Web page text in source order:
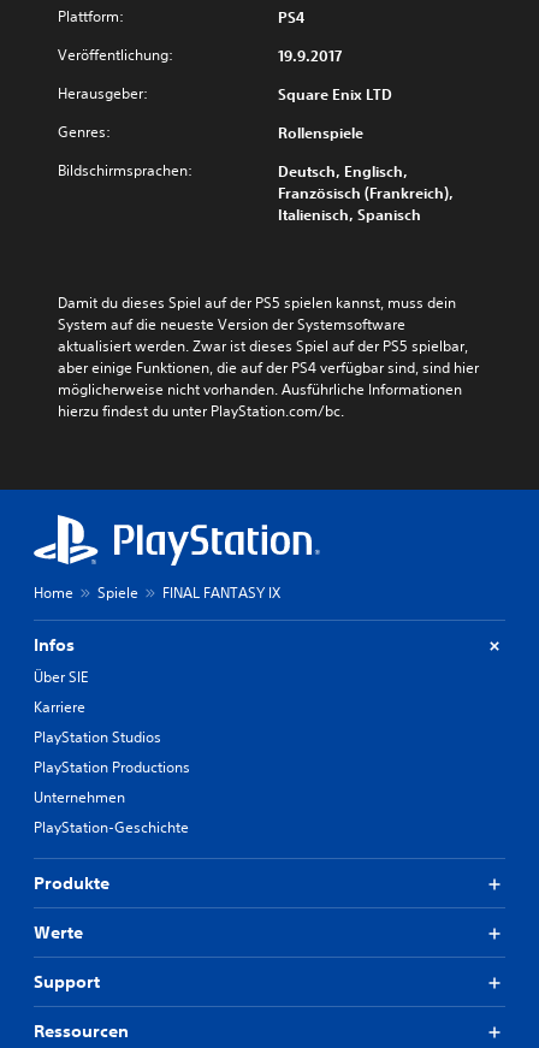
Plattform: PS4
Veröffentlichung: 19.9.2017
Herausgeber: Square Enix LTD
Genres: Rollenspiele
Bildschirmsprachen:
Deutsch, Englisch,
Französisch (Frankreich),
Italienisch, Spanisch
Damit du dieses Spiel auf der PS5 spielen kannst, muss dein
System auf die neueste Version der Systemsoftware
aktualisiert werden. Zwar ist dieses Spiel auf der PS5 spielbar,
aber einige Funktionen, die auf der PS4 verfügbar sind, sind hier
möglicherweise nicht vorhanden. Ausführliche Informationen
hierzu findest du unter PlayStation.com/bc.
Home Spiele FINAL FANTASY IX
Infos
Über SIE
Karriere
PlayStation Studios
PlayStation Productions
Unternehmen
PlayStation-Geschichte
Produkte
Werte
Support
Ressourcen